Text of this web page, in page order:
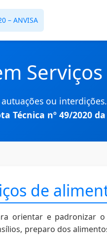
– ANVISA
ou
Técnica nº 49/2020 da
de
orientar e padronizar
preparo dos